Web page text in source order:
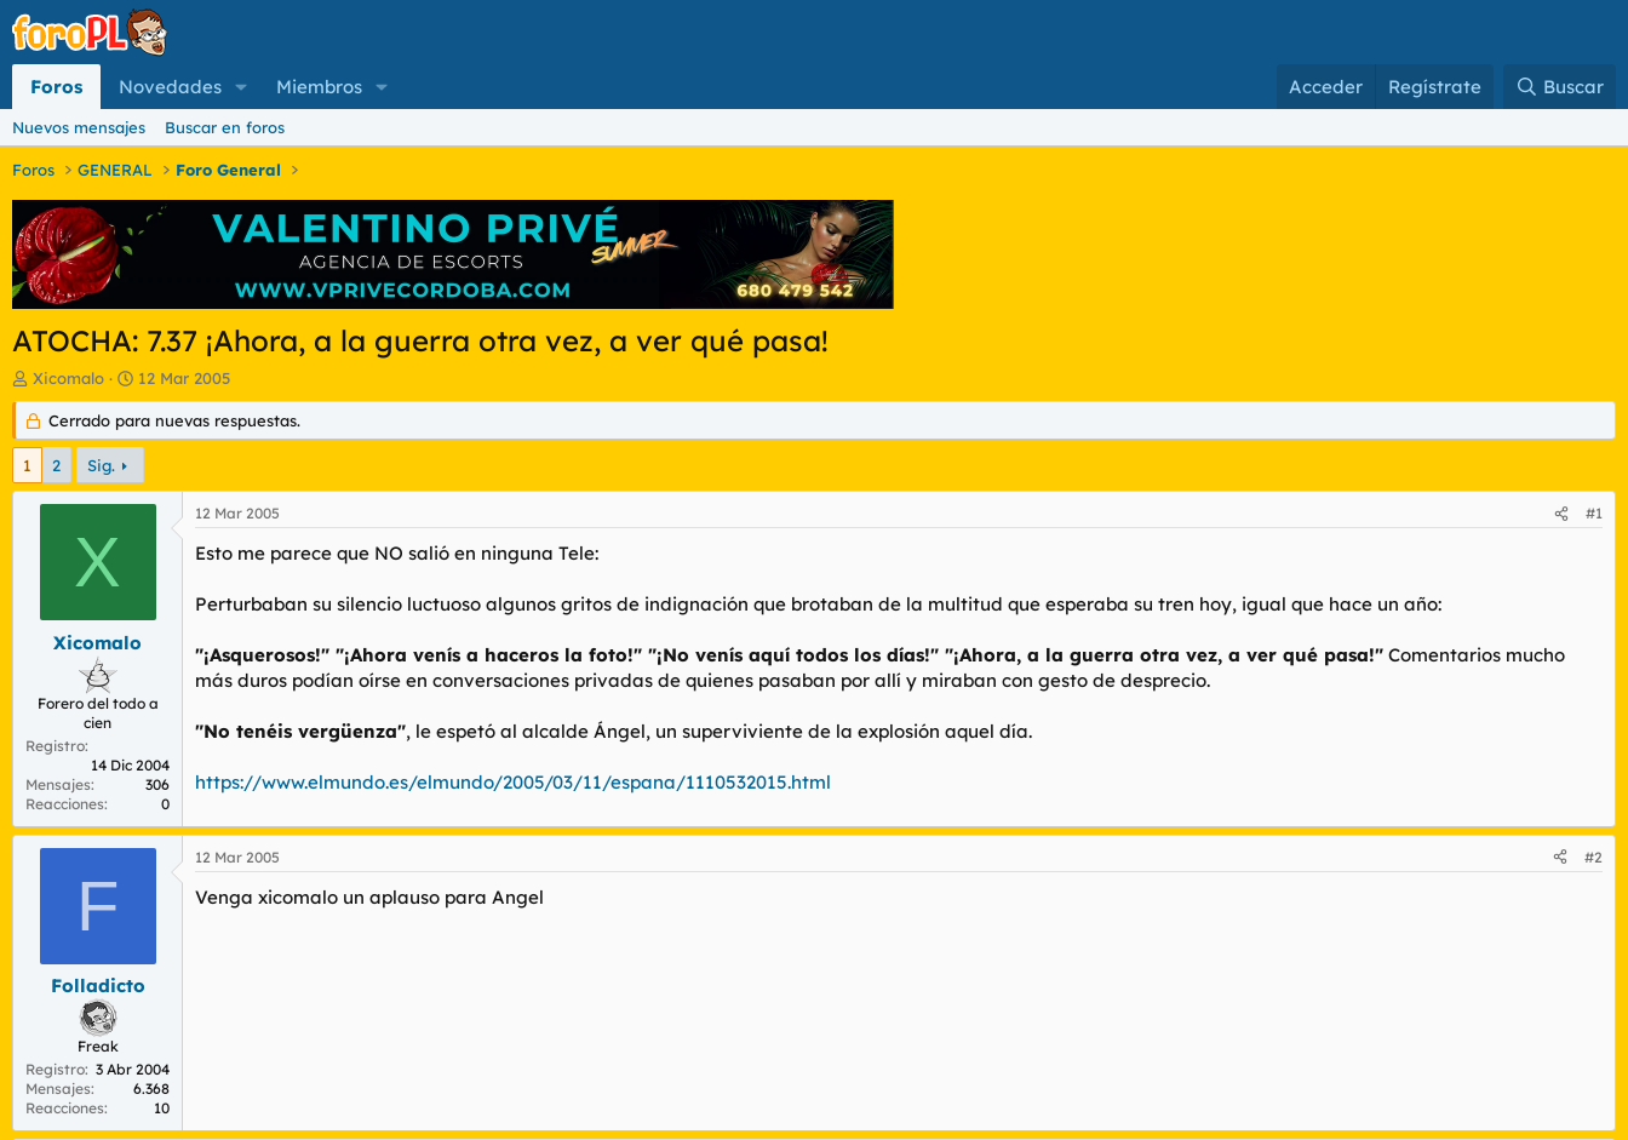
Foros Novedades Miembros Acceder Regístrate Buscar
Nuevos mensajes Buscar en foros
Foros GENERAL Foro General
ATOCHA: 7.37 ¡Ahora, a la guerra otra vez, a ver qué pasa!
I
n
i
c
a
d
a
Xicomalo
F
e
c
h
d
e
i
o
12 Mar 2005
Cerrado para nuevas respuestas.
1 2 Sig.
X
Xicomalo
Forero del todo a
cien
Registro
14 Dic 2004
Mensajes
306
Reacciones
0
12 Mar 2005 #1
Esto me parece que NO salió en ninguna Tele:
Perturbaban su silencio luctuoso algunos gritos de indignación que brotaban de la multitud que esperaba su tren hoy, igual que hace un año:
"¡Asquerosos!" "¡Ahora venís a haceros la foto!" "¡No venís aquí todos los días!" "¡Ahora, a la guerra otra vez, a ver qué pasa!" Comentarios mucho
más duros podían oírse en conversaciones privadas de quienes pasaban por allí y miraban con gesto de desprecio.
"No tenéis vergüenza", le espetó al alcalde Ángel, un superviviente de la explosión aquel día.
https://www.elmundo.es/elmundo/2005/03/11/espana/1110532015.html
F
Folladicto
Freak
Registro 3 Abr 2004
Mensajes
6.368
Reacciones
10
12 Mar 2005 #2
Venga xicomalo un aplauso para Angel